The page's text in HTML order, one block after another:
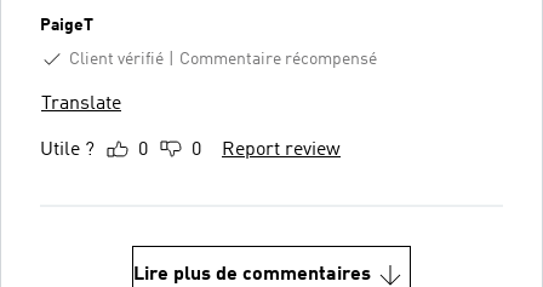
PaigeT
Client vérifié
Commentaire récompensé
Translate
Utile ? 0 0 Report review
Lire plus de commentaires